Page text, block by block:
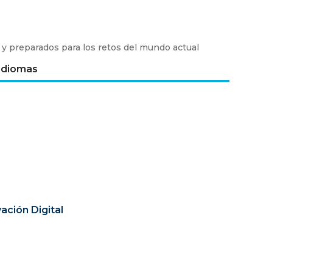
preparados para los retos del mundo actual
Digital